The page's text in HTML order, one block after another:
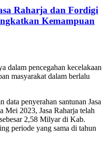
Raharja dan Fordigi
Kemampuan
dalam pencegahan kecelakaan
masyarakat dalam berlalu
penyerahan santunan Jasa
Mei 2023, Jasa Raharja telah
2,58 Milyar di Kab.
periode yang sama di tahun